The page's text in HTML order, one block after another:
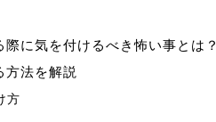
に気を付けるべき怖い事とは？
方法を解説
方